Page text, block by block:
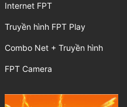
Internet FPT
Truyền hình FPT Play
Combo Net + Truyền hình
FPT Camera